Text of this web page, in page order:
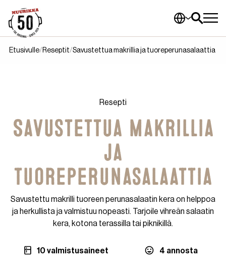
Etusivulle Reseptit Savustettua makrillia ja tuoreperunasalaattia
Resepti
Savustettua makrillia
ja
tuoreperunasalaattia
Savustettu makrilli tuoreen perunasalaatin kera on helppoa
ja herkullista ja valmistuu nopeasti. Tarjoile vihreän salaatin
kera, kotona terassilla tai piknikillä.
10 valmistusaineet 4 annosta